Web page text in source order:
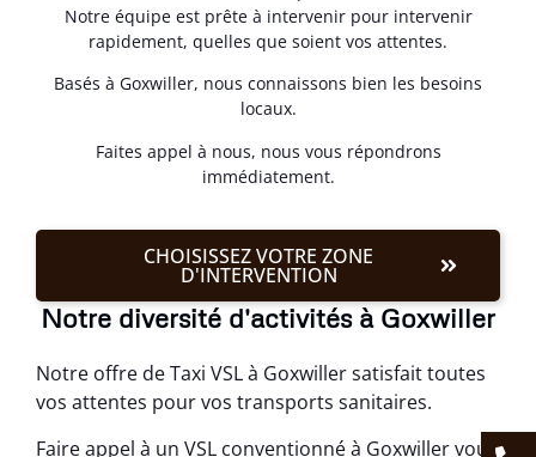
Notre équipe est prête à intervenir pour intervenir
rapidement, quelles que soient vos attentes.
Basés à Goxwiller, nous connaissons bien les besoins
locaux.
Faites appel à nous, nous vous répondrons
immédiatement.
CHOISISSEZ VOTRE ZONE
D'INTERVENTION
Notre diversité d'activités à Goxwiller
Notre offre de Taxi VSL à Goxwiller satisfait toutes
vos attentes pour vos transports sanitaires.
Faire appel à un VSL conventionné à Goxwiller vous